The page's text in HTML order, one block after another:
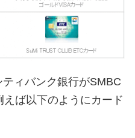
ィバンク銀行がSMBC
ば以下のようにカード